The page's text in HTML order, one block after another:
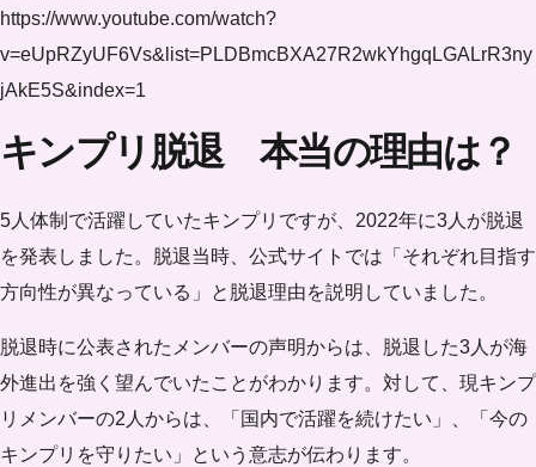
https://www.youtube.com/watch?
v=eUpRZyUF6Vs&list=PLDBmcBXA27R2wkYhgqLGALrR3ny
jAkE5S&index=1
キンプリ脱退 本当の理由は？
5人体制で活躍していたキンプリですが、2022年に3人が脱退
を発表しました。脱退当時、公式サイトでは「それぞれ目指す
方向性が異なっている」と脱退理由を説明していました。
脱退時に公表されたメンバーの声明からは、脱退した3人が海
外進出を強く望んでいたことがわかります。対して、現キンプ
リメンバーの2人からは、「国内で活躍を続けたい」、「今の
キンプリを守りたい」という意志が伝わります。